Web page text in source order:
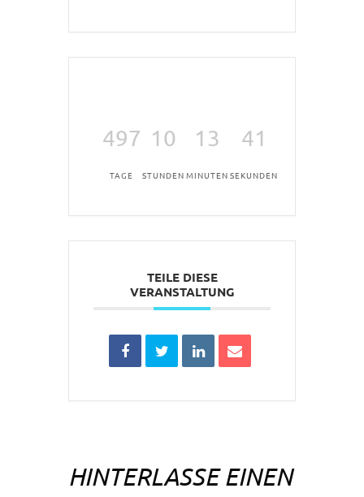
497
TAGE
10
STUNDEN
13
MINUTEN
41
SEKUNDEN
TEILE DIESE
VERANSTALTUNG
HINTERLASSE EINEN